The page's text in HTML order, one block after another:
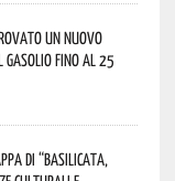
un nuovo
gasolio fino al 25
di “Basilicata,